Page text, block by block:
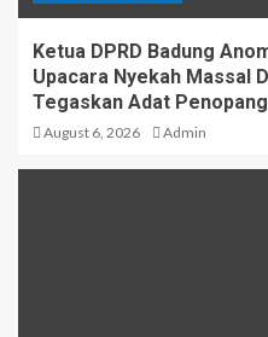
Ketua DPRD Badung
Upacara Nyekah Massal
Tegaskan Adat
August 6, 2026 Admin